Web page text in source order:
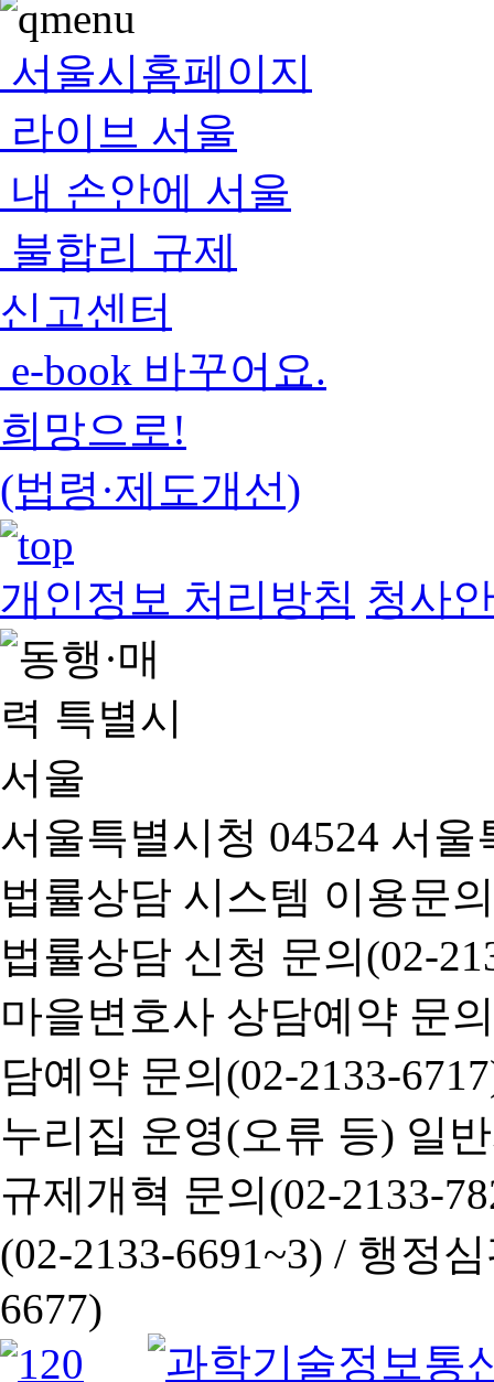
서울시홈페이지
라이브 서울
내 손안에 서울
불합리 규제
신고센터
e-book 바꾸어요.
희망으로!
(법령·제도개선)
개인정보 처리방침 청사
서울특별시청 04524 서
법률상담 시스템 이용문
법률상담 신청 문의(02-
마을변호사 상담예약 문
담예약 문의(02-2133-
누리집 운영(오류 등) 일
규제개혁 문의(02-2133-
(02-2133-6691~3) / 행정심
6677)